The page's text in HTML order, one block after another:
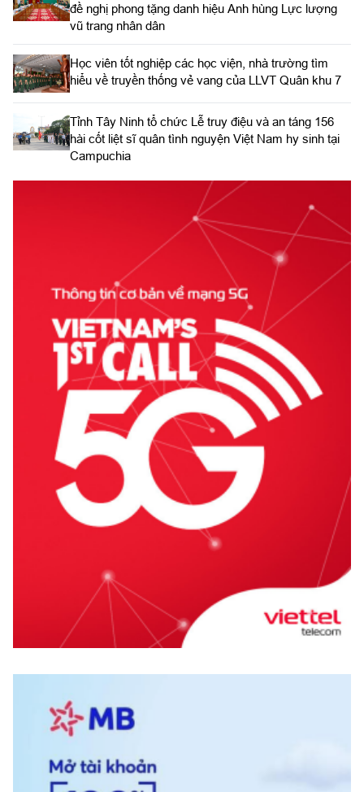
đề nghị phong tặng danh hiệu Anh hùng Lực lượng
vũ trang nhân dân
Học viên tốt nghiệp các học viện, nhà trường tìm
hiểu về truyền thống vẻ vang của LLVT Quân khu 7
​Tỉnh Tây Ninh tổ chức Lễ truy điệu và an táng 156
hài cốt liệt sĩ quân tình nguyện Việt Nam hy sinh tại
Campuchia